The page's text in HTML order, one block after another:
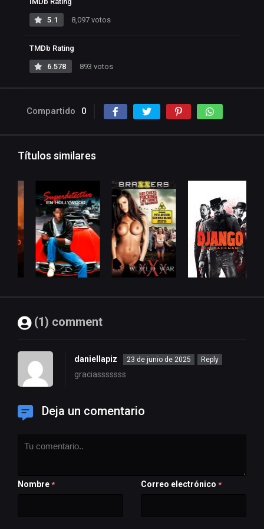
5.1 8,097 votos
TMDb Rating
6.578 893 votos
Compartido 0
Títulos similares
(1) comment
daniellapiz 23 de junio de 2025 Reply
graciasssssss
Deja un comentario
Nombre * Correo electrónico *